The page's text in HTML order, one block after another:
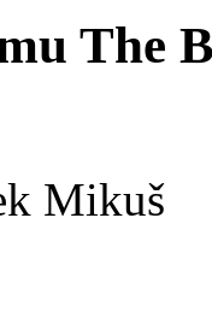
The
Mikuš